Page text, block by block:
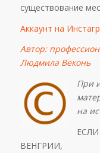
существование
Аккаунт на
Автор:
Людмила Веконь
При
на
ВЕНГРИИ,